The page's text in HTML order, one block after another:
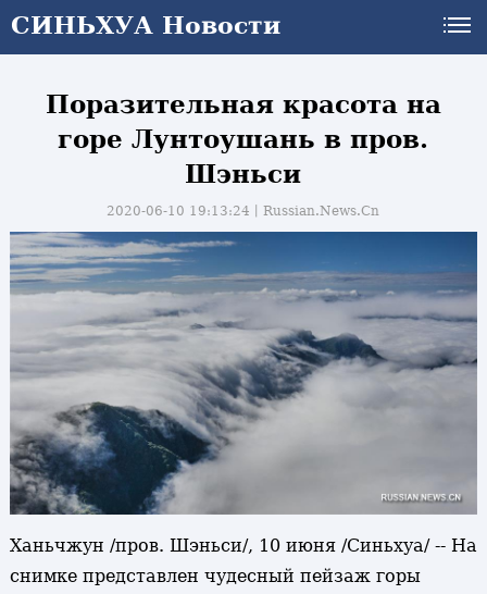
СИНЬХУА Новости
Поразительная красота на
горе Лунтоушань в пров.
Шэньси
2020-06-10 19:13:24丨Russian.News.Cn
Ханьчжун /пров. Шэньси/, 10 июня /Синьхуа/ -- На
снимке представлен чудесный пейзаж горы